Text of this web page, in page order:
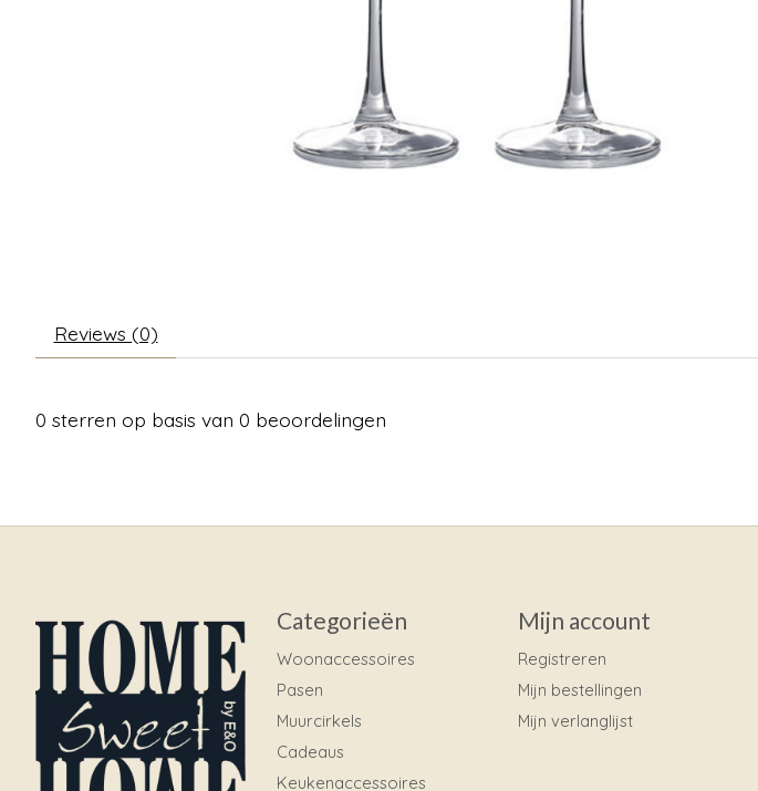
Reviews (0)
0 sterren op basis van 0 beoordelingen
Categorieën
Woonaccessoires
Pasen
Muurcirkels
Cadeaus
Keukenaccessoires
Mijn account
Registreren
Mijn bestellingen
Mijn verlanglijst